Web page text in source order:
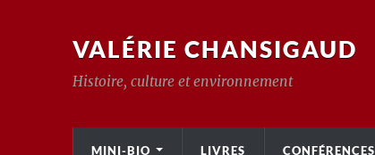
VALÉRIE CHANSIGAUD
Histoire, culture et environnement
MINI-BIO LIVRES CONFÉRENCES